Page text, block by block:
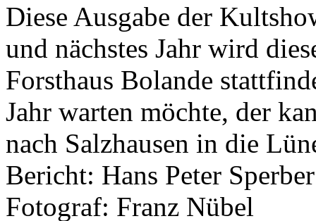
Diese Ausgabe der
und nächstes Jahr wird
Forsthaus Bolande
Jahr warten möchte, der
nach Salzhausen in die
Bericht: Hans Peter
Fotograf: Franz Nübel